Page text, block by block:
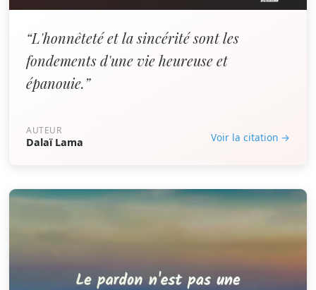
“L'honnêteté et la sincérité sont les
fondements d'une vie heureuse et
épanouie.”
AUTEUR
Dalaï Lama Voir la citation →